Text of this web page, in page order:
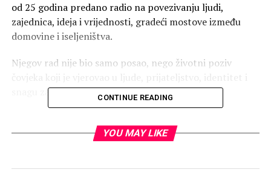
od 25 godina predano radio na povezivanju ljudi,
zajednica, ideja i vrijednosti, gradeći mostove između
domovine i iseljeništva.
Njegov rad nije bio samo posao, nego životni poziv
snagu zajedništva.
si nesebično dijelio s drugima. Tvojoj obitelji upućujem
CONTINUE READING
YOU MAY LIKE